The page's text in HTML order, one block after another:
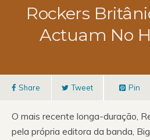
Rockers
Actuam No
Share Tweet Pin
O mais recente longa-duração,
pela própria editora da banda,